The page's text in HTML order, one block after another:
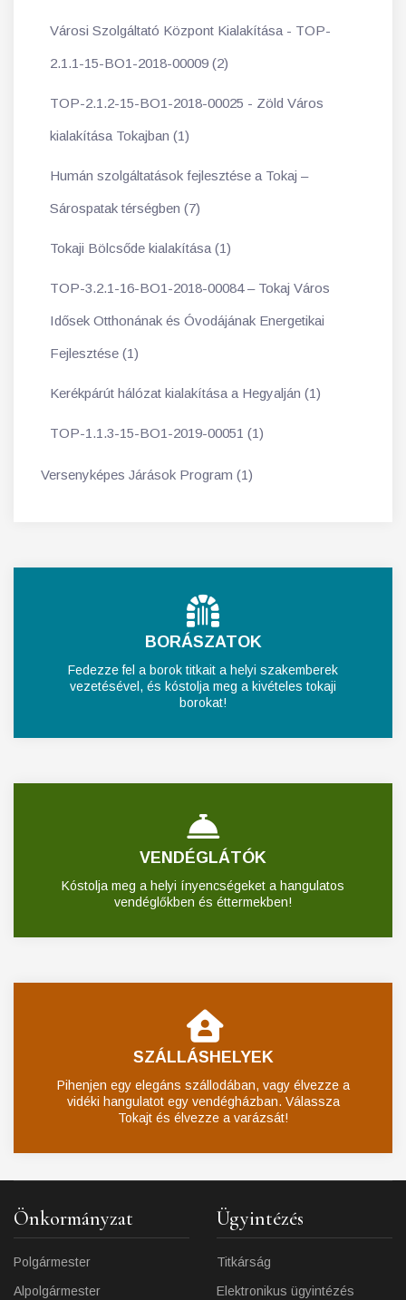
Városi Szolgáltató Központ Kialakítása - TOP-
2.1.1-15-BO1-2018-00009 (2)
TOP-2.1.2-15-BO1-2018-00025 - Zöld Város
kialakítása Tokajban (1)
Humán szolgáltatások fejlesztése a Tokaj –
Sárospatak térségben (7)
Tokaji Bölcsőde kialakítása (1)
TOP-3.2.1-16-BO1-2018-00084 – Tokaj Város
Idősek Otthonának és Óvodájának Energetikai
Fejlesztése (1)
Kerékpárút hálózat kialakítása a Hegyalján (1)
TOP-1.1.3-15-BO1-2019-00051 (1)
Versenyképes Járások Program (1)
BORÁSZATOK
Fedezze fel a borok titkait a helyi szakemberek
vezetésével, és kóstolja meg a kivételes tokaji
borokat!
VENDÉGLÁTÓK
Kóstolja meg a helyi ínyencségeket a hangulatos
vendéglőkben és éttermekben!
SZÁLLÁSHELYEK
Pihenjen egy elegáns szállodában, vagy élvezze a
vidéki hangulatot egy vendégházban. Válassza
Tokajt és élvezze a varázsát!
Önkormányzat
Polgármester
Alpolgármester
Ügyintézés
Titkárság
Elektronikus ügyintézés